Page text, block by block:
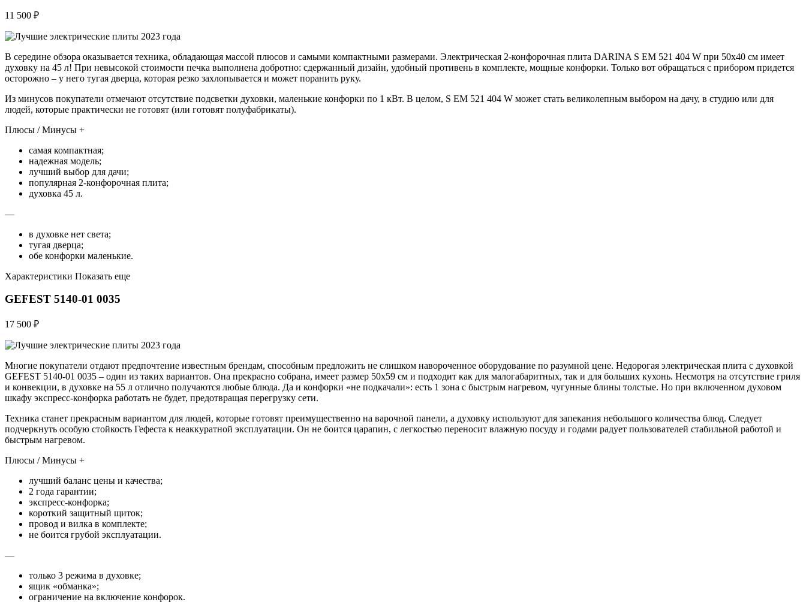
11 500 ₽
В середине обзора оказывается техника, обладающая массой плюсов и самыми компактными размерами. Электрическая 2-конфорочная плита DARINA S EM 521 404 W при 50х40 см имеет
духовку на 45 л! При невысокой стоимости печка выполнена добротно: сдержанный дизайн, удобный противень в комплекте, мощные конфорки. Только вот обращаться с прибором придется
осторожно – у него тугая дверца, которая резко захлопывается и может поранить руку.
Из минусов покупатели отмечают отсутствие подсветки духовки, маленькие конфорки по 1 кВт. В целом, S EM 521 404 W может стать великолепным выбором на дачу, в студию или для
людей, которые практически не готовят (или готовят полуфабрикаты).
Плюсы / Минусы +
самая компактная;
надежная модель;
лучший выбор для дачи;
популярная 2-конфорочная плита;
духовка 45 л.
—
в духовке нет света;
тугая дверца;
обе конфорки маленькие.
Характеристики Показать еще
GEFEST 5140-01 0035
17 500 ₽
Многие покупатели отдают предпочтение известным брендам, способным предложить не слишком навороченное оборудование по разумной цене. Недорогая электрическая плита с духовкой
GEFEST 5140-01 0035 – один из таких вариантов. Она прекрасно собрана, имеет размер 50х59 см и подходит как для малогабаритных, так и для больших кухонь. Несмотря на отсутствие гриля
и конвекции, в духовке на 55 л отлично получаются любые блюда. Да и конфорки «не подкачали»: есть 1 зона с быстрым нагревом, чугунные блины толстые. Но при включенном духовом
шкафу экспресс-конфорка работать не будет, предотвращая перегрузку сети.
Техника станет прекрасным вариантом для людей, которые готовят преимущественно на варочной панели, а духовку используют для запекания небольшого количества блюд. Следует
подчеркнуть особую стойкость Гефеста к неаккуратной эксплуатации. Он не боится царапин, с легкостью переносит влажную посуду и годами радует пользователей стабильной работой и
быстрым нагревом.
Плюсы / Минусы +
лучший баланс цены и качества;
2 года гарантии;
экспресс-конфорка;
короткий защитный щиток;
провод и вилка в комплекте;
не боится грубой эксплуатации.
—
только 3 режима в духовке;
ящик «обманка»;
ограничение на включение конфорок.